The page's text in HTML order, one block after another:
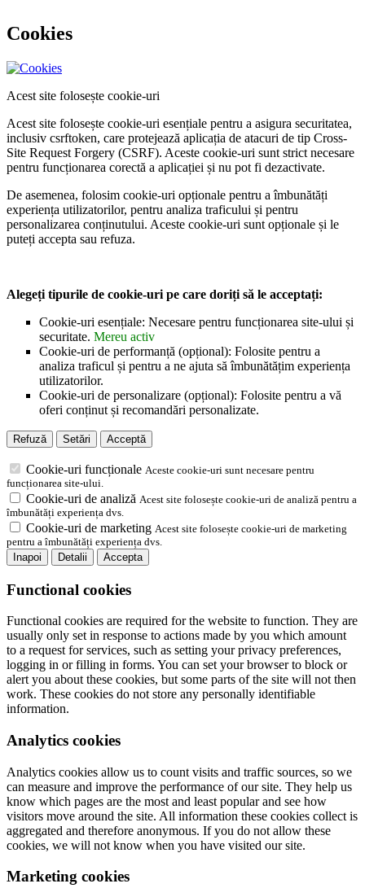
Cookies
Acest site folosește cookie-uri
Acest site folosește cookie-uri esențiale pentru a asigura securitatea,
inclusiv csrftoken, care protejează aplicația de atacuri de tip Cross-
Site Request Forgery (CSRF). Aceste cookie-uri sunt strict necesare
pentru funcționarea corectă a aplicației și nu pot fi dezactivate.
De asemenea, folosim cookie-uri opționale pentru a îmbunătăți
experiența utilizatorilor, pentru analiza traficului și pentru
personalizarea conținutului. Aceste cookie-uri sunt opționale și le
puteți accepta sau refuza.
Alegeți tipurile de cookie-uri pe care doriți să le acceptați:
Cookie-uri esențiale: Necesare pentru funcționarea site-ului și
securitate. Mereu activ
Cookie-uri de performanță (opțional): Folosite pentru a
analiza traficul și pentru a ne ajuta să îmbunătățim experiența
utilizatorilor.
Cookie-uri de personalizare (opțional): Folosite pentru a vă
oferi conținut și recomandări personalizate.
Refuză Setări Acceptă
Cookie-uri funcționale Aceste cookie-uri sunt necesare pentru
funcționarea site-ului.
Cookie-uri de analiză Acest site folosește cookie-uri de analiză pentru a
îmbunătăți experiența dvs.
Cookie-uri de marketing Acest site folosește cookie-uri de marketing
pentru a îmbunătăți experiența dvs.
Inapoi
Detalii Accepta
Functional cookies
Functional cookies are required for the website to function. They are
usually only set in response to actions made by you which amount
to a request for services, such as setting your privacy preferences,
logging in or filling in forms. You can set your browser to block or
alert you about these cookies, but some parts of the site will not then
work. These cookies do not store any personally identifiable
information.
Analytics cookies
Analytics cookies allow us to count visits and traffic sources, so we
can measure and improve the performance of our site. They help us
know which pages are the most and least popular and see how
visitors move around the site. All information these cookies collect is
aggregated and therefore anonymous. If you do not allow these
cookies, we will not know when you have visited our site.
Marketing cookies